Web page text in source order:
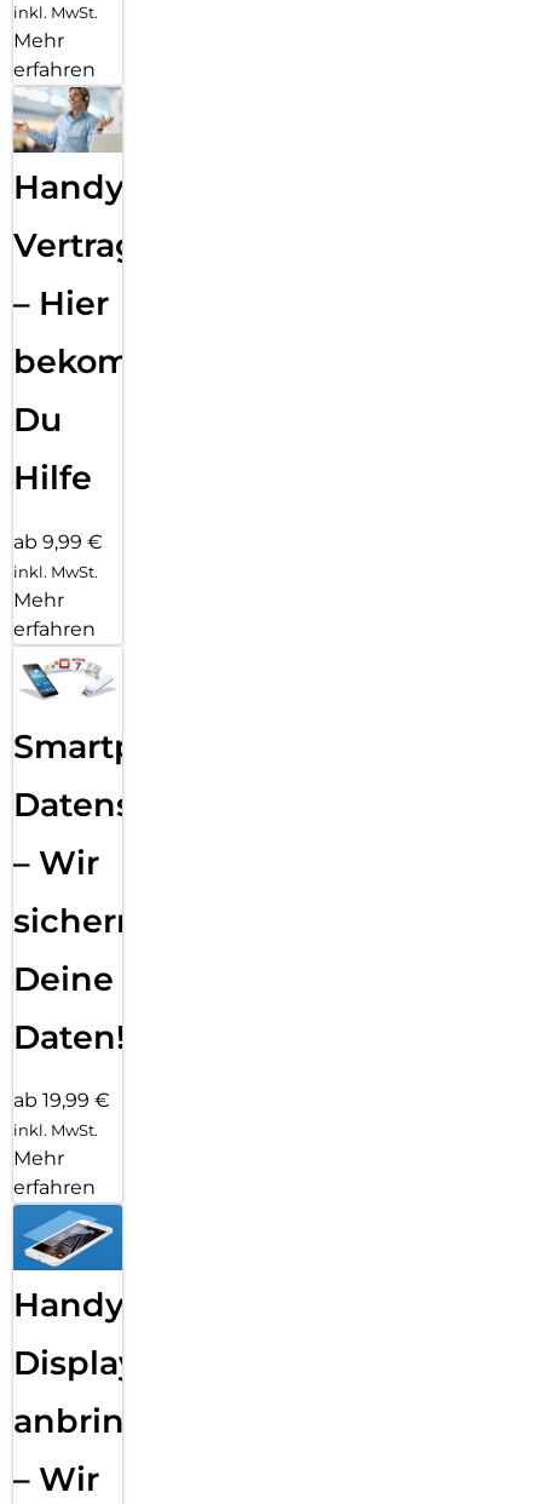
inkl. MwSt.
Mehr
erfahren
Handy
Vertragsabwicklung
– Hier
bekommst
Du
Hilfe
ab 9,99 €
inkl. MwSt.
Mehr
erfahren
Smartphone
Datensicherung
– Wir
sichern
Deine
Daten!
ab 19,99 €
inkl. MwSt.
Mehr
erfahren
Handy
Displayfolie
anbringen
– Wir